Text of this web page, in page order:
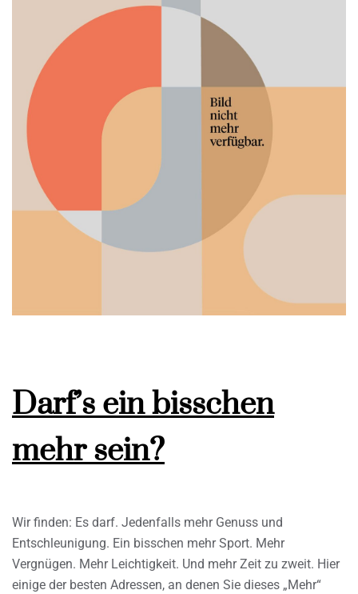
Darf’s ein bisschen
mehr sein?
Wir finden: Es darf. Jedenfalls mehr Genuss und
Entschleunigung. Ein bisschen mehr Sport. Mehr
Vergnügen. Mehr Leichtigkeit. Und mehr Zeit zu zweit. Hier
einige der besten Adressen, an denen Sie dieses „Mehr“